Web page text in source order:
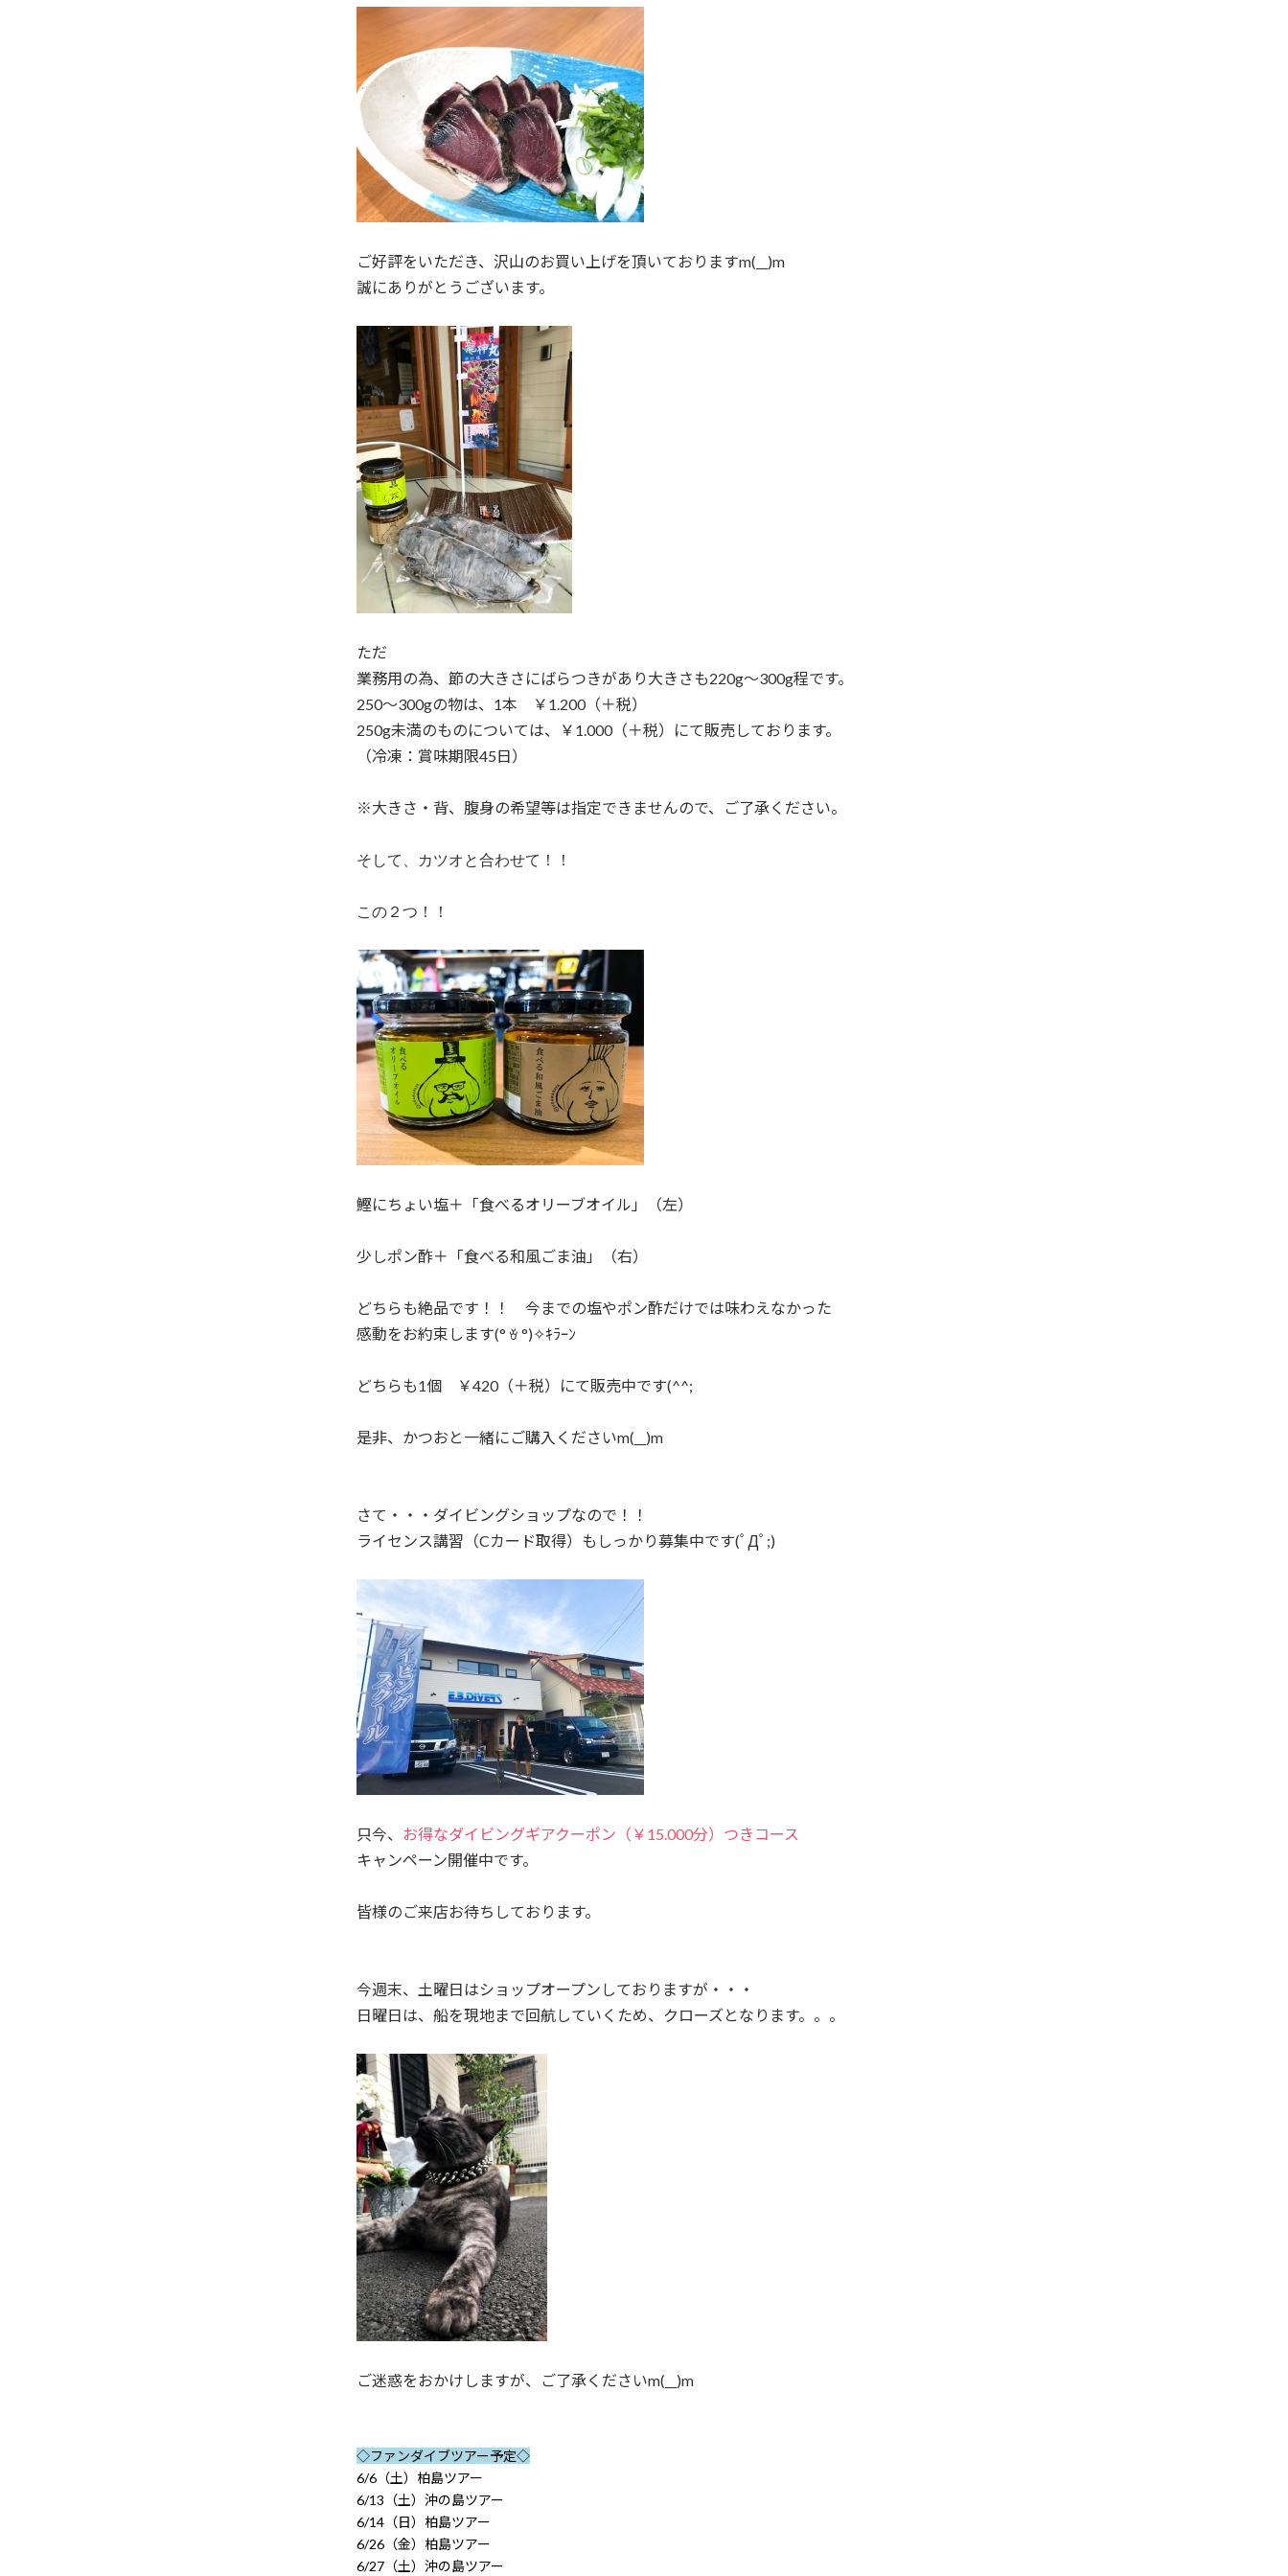
ご好評をいただき、沢山のお買い上げを頂いておりますm(__)m
誠にありがとうございます。
ただ
業務用の為、節の大きさにばらつきがあり大きさも220g～300g程です。
250～300gの物は、1本 ￥1.200（＋税）
250g未満のものについては、￥1.000（＋税）にて販売しております。
（冷凍：賞味期限45日）
※大きさ・背、腹身の希望等は指定できませんので、ご了承ください。
そして、カツオと合わせて！！
この２つ！！
鰹にちょい塩＋「食べるオリーブオイル」（左）
少しポン酢＋「食べる和風ごま油」（右）
どちらも絶品です！！ 今までの塩やポン酢だけでは味わえなかった
感動をお約束します(° ꈊ °)✧ｷﾗｰﾝ
どちらも1個 ￥420（＋税）にて販売中です(^^;
是非、かつおと一緒にご購入くださいm(__)m
さて・・・ダイビングショップなので！！
ライセンス講習（Cカード取得）もしっかり募集中です(ﾟДﾟ;)
只今、 お得なダイビングギアクーポン（￥15.000分）つきコース
キャンペーン開催中です。
皆様のご来店お待ちしております。
今週末、土曜日はショップオープンしておりますが・・・
日曜日は、船を現地まで回航していくため、クローズとなります。。。
ご迷惑をおかけしますが、ご了承くださいm(__)m
◇ファンダイブツアー予定◇
6/6（土）柏島ツアー
6/13（土）沖の島ツアー
6/14（日）柏島ツアー
6/26（金）柏島ツアー
6/27（土）沖の島ツアー